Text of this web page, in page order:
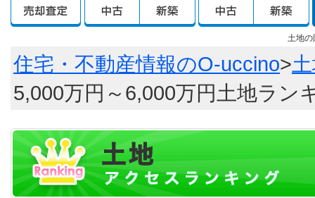
土地
住宅・不動産情報のO-uccino>
5,000万円～6,000万円土地ラン